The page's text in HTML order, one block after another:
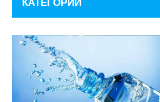
КАТЕГОРИИ